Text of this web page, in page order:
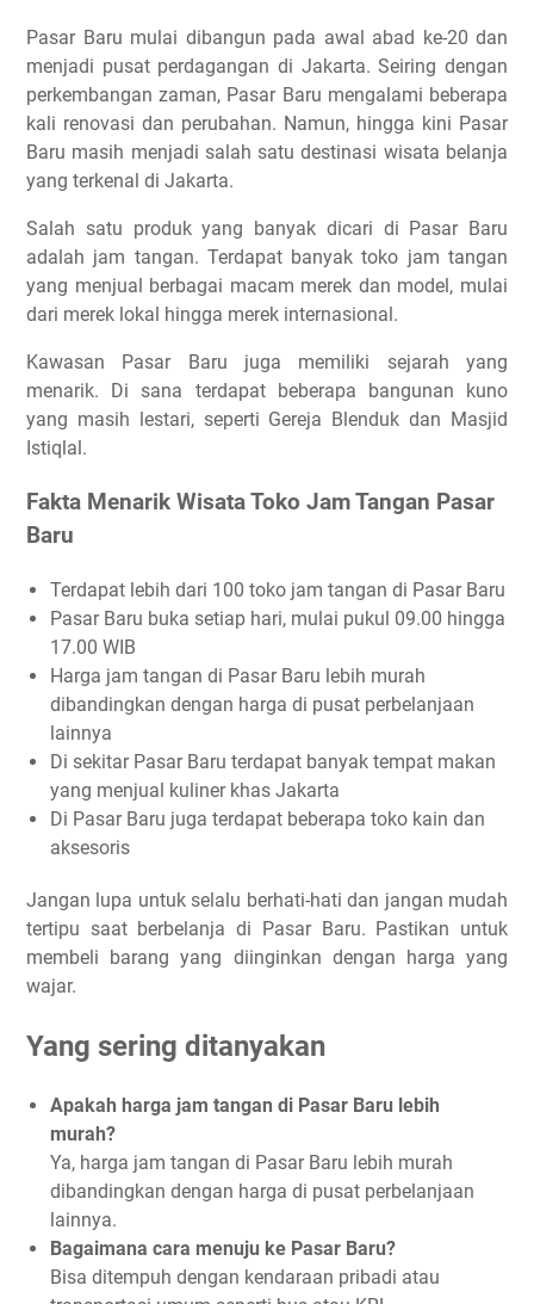
Pasar Baru mulai dibangun pada awal abad ke-20 dan
menjadi pusat perdagangan di Jakarta. Seiring dengan
perkembangan zaman, Pasar Baru mengalami beberapa
kali renovasi dan perubahan. Namun, hingga kini Pasar
Baru masih menjadi salah satu destinasi wisata belanja
yang terkenal di Jakarta.
Salah satu produk yang banyak dicari di Pasar Baru
adalah jam tangan. Terdapat banyak toko jam tangan
yang menjual berbagai macam merek dan model, mulai
dari merek lokal hingga merek internasional.
Kawasan Pasar Baru juga memiliki sejarah yang
menarik. Di sana terdapat beberapa bangunan kuno
yang masih lestari, seperti Gereja Blenduk dan Masjid
Istiqlal.
Fakta Menarik Wisata Toko Jam Tangan Pasar
Baru
Terdapat lebih dari 100 toko jam tangan di Pasar Baru
Pasar Baru buka setiap hari, mulai pukul 09.00 hingga
17.00 WIB
Harga jam tangan di Pasar Baru lebih murah
dibandingkan dengan harga di pusat perbelanjaan
lainnya
Di sekitar Pasar Baru terdapat banyak tempat makan
yang menjual kuliner khas Jakarta
Di Pasar Baru juga terdapat beberapa toko kain dan
aksesoris
Jangan lupa untuk selalu berhati-hati dan jangan mudah
tertipu saat berbelanja di Pasar Baru. Pastikan untuk
membeli barang yang diinginkan dengan harga yang
wajar.
Yang sering ditanyakan
Apakah harga jam tangan di Pasar Baru lebih
murah?
Ya, harga jam tangan di Pasar Baru lebih murah
dibandingkan dengan harga di pusat perbelanjaan
lainnya.
Bagaimana cara menuju ke Pasar Baru?
Bisa ditempuh dengan kendaraan pribadi atau